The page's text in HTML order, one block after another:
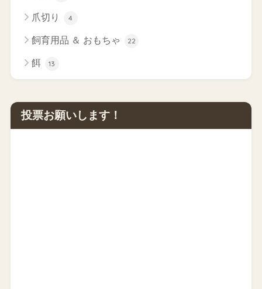
爪切り 4
飼育用品 ＆ おもちゃ 22
餌 13
投票お願いします！